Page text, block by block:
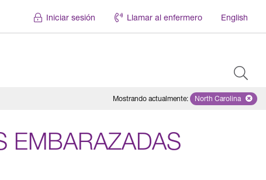
Iniciar sesión Llamar al enfermero English
Mostrando actualmente: Remove
North Carolina
EMBARAZADAS